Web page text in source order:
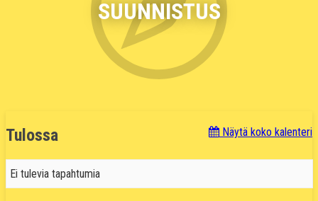
SUUNNISTUS
Tulossa Näytä koko kalenteri
Ei tulevia tapahtumia